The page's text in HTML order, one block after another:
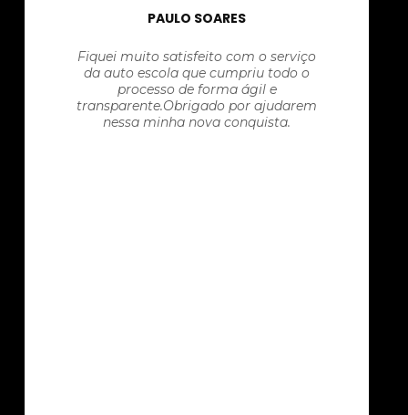
PAULO SOARES
Fiquei muito satisfeito com o serviço
da auto escola que cumpriu todo o
processo de forma ágil e
transparente.Obrigado por ajudarem
nessa minha nova conquista.